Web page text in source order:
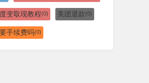
变取现教程(0) 美团退款(0)
手续费吗(0)